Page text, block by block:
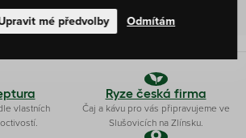
vlastních
Ryze česká firma
Čaj a kávu pro vás připravujeme ve
Slušovicích na Zlínsku.
mé předvolby Odmítám